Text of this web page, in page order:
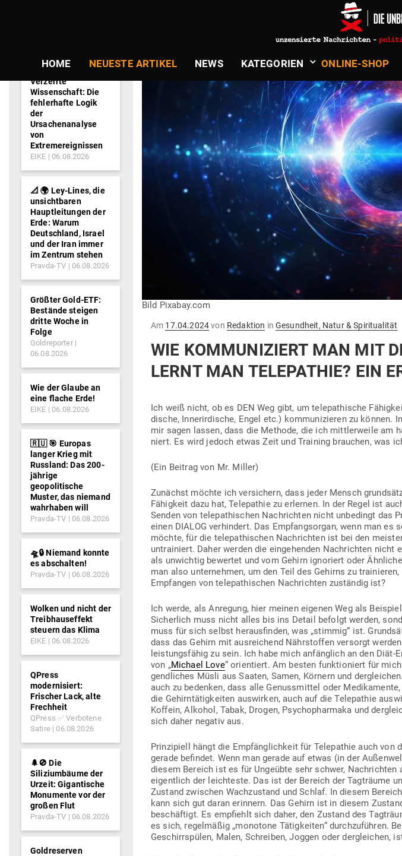
HOME NEUESTE ARTIKEL NEWS KATE­GORIEN ONLINE-SHOP
Bild Pixabay.com
Am Gepostet
17.04.2024von Redaktion in Gesundheit, Natur & Spiritualität
WIE KOM­MU­NI­ZIERT MAN MIT
LERNT MAN TELE­PATHIE? EIN
Ich weiß nicht, ob es DEN Weg gibt, um tele­pa­thische
dische, Inner­ir­dische, Engel etc.) kom­mu­ni­zieren zu können.
mir sagen lassen, dass die Methode, die ich mitt­ler­weile am
niert. Es wird jedoch etwas Zeit und Training brauchen, was
(Ein Beitrag von Mr. Miller)
Zunächst möchte ich ver­si­chern, dass jeder Mensch
Fähigkeit dazu hat, Tele­pathie zu erlernen. In der Regel ist
Senden von tele­pa­thi­schen Nach­richten nicht unbe­dingt das
einen DIALOG ver­hindert. Das Emp­fangs­organ, wenn man es
möchte, für die tele­pa­thi­schen Nach­richten ist bei den
untrai­niert. Daher werden die ein­ge­henden Nach­richten nicht
als unwichtig bewertet und vom Gehirn igno­riert oder
man also unter­nehmen, um den Teil des Gehirns zu trai­nieren,
Emp­fangen von tele­pa­thi­schen Nach­richten zuständig ist?
Ich werde, als Anregung, hier meinen eigenen Weg als
Sicherlich muss nicht alles bis ins Detail befolgt werden,
muss für sich selbst her­aus­finden, was „stimmig“ ist.
dass das Gehirn mit aus­rei­chend Nähr­stoffen ver­sorgt
leis­tungs­fähig zu sein. Ich habe mich anfänglich an den Diät-
von „Michael Love“ ori­en­tiert. Am besten funk­tio­niert für
gend­liches Müsli aus Saaten, Samen, Körnern und
auch zu bedenken, dass alle Genuss­mittel oder
die Gehirn­tä­tig­keiten aus­wirken, auch auf die Tele­pathie
Koffein, Alkohol, Tabak, Drogen, Psy­cho­pharmaka und
sich daher negativ aus.
Prin­zi­piell hängt die Emp­fäng­lichkeit für Tele­pathie auch von
gerade befindet. Wenn man gerade auf etwas (in der
diesem Bereich ist es für Ungeübte sehr schwer,
eigentlich der leich­teste. Das ist der Bereich der Tag­träume
Zustand zwi­schen Wach­zu­stand und Schlaf. In diesem
kann sich gut daran erinnern. Das Gehirn ist in diesem
beschäftigt. Es emp­fiehlt sich daher, den Zustand des
es sich, regel­mäßig „monotone Tätig­keiten“ durch­zu­führen.
Geschirr­spülen, Malen, Schreiben, Joggen oder der­gleichen,
Verzerrte
Wissenschaft: Die
fehlerhafte Logik
der
Ursachenanalyse
von
Extremereignissen
EIKE 06.08.2026
📐 🌍 Ley-Lines, die
unsichtbaren
Hauptleitungen der
Erde: Warum
Deutschland, Israel
und der Iran immer
im Zentrum stehen
Pravda-TV 06.08.2026
Größter Gold-ETF:
Bestände steigen
dritte Woche in
Folge
Goldreporter
06.08.2026
Wie der Glaube an
eine flache Erde!
EIKE 06.08.2026
🇷🇺 🎯 Europas
langer Krieg mit
Russland: Das 200-
jährige
geopolitische
Muster, das niemand
wahrhaben will
Pravda-TV 06.08.2026
🛸🔒 Niemand konnte
es abschalten!
Pravda-TV 06.08.2026
Wolken und nicht der
Treibhauseffekt
steuern das Klima
EIKE 06.08.2026
QPress
modernisiert:
Frischer Lack, alte
Frechheit
QPress ✅ Verbotene
Satire
06.08.2026
🌲🚫 Die
Siliziumbäume der
Urzeit: Gigantische
Monumente vor der
großen Flut
Pravda-TV 06.08.2026
Goldreserven